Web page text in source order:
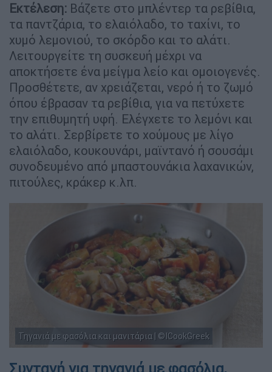
Εκτέλεση: Βάζετε στο μπλέντερ τα ρεβίθια,
τα παντζάρια, το ελαιόλαδο, το ταχίνι, το
χυμό λεμονιού, το σκόρδο και το αλάτι.
Λειτουργείτε τη συσκευή μέχρι να
αποκτήσετε ένα μείγμα λείο και ομοιογενές.
Προσθέτετε, αν χρειάζεται, νερό ή το ζωμό
όπου έβρασαν τα ρεβίθια, για να πετύχετε
την επιθυμητή υφή. Ελέγχετε το λεμόνι και
το αλάτι. Σερβίρετε το χούμους με λίγο
ελαιόλαδο, κουκουνάρι, μαϊντανό ή σουσάμι
συνοδευμένο από μπαστουνάκια λαχανικών,
πιτούλες, κράκερ κ.λπ.
Τηγανιά με φασόλια και μανιτάρια | ©ICookGreek